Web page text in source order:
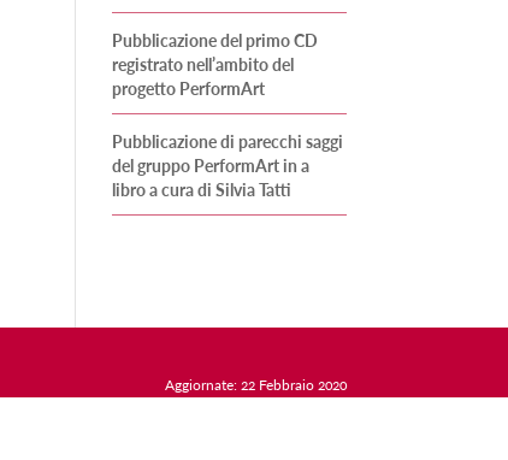
Pubblicazione del primo CD
registrato nell’ambito del
progetto PerformArt
Pubblicazione di parecchi saggi
del gruppo PerformArt in a
libro a cura di Silvia Tatti
Aggiornate:22 Febbraio 2020